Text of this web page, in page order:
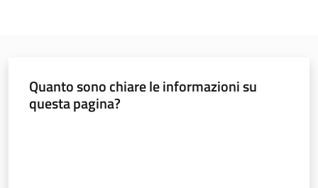
Quanto sono chiare le informazioni su
questa pagina?